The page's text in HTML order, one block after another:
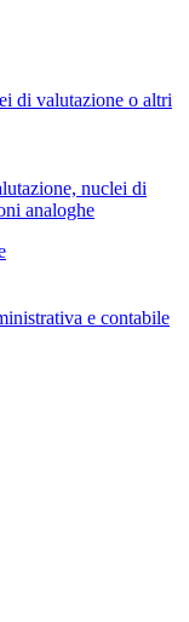
di valutazione o altri
nuclei di
analoghe
e contabile